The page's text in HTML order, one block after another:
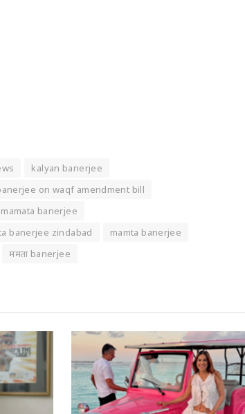
kalyan banerjee
on waqf amendment bill
mamata banerjee
banerjee zindabad
mamta banerjee
ममता banerjee